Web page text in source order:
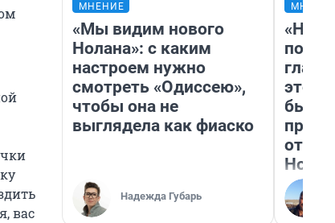
вас
МНЕНИЕ
«Мы видим нового
Нолана»: с каким
настроем нужно
смотреть «Одиссею»,
чтобы она не
выглядела как фиаско
Надежда Губарь
этого
бьет